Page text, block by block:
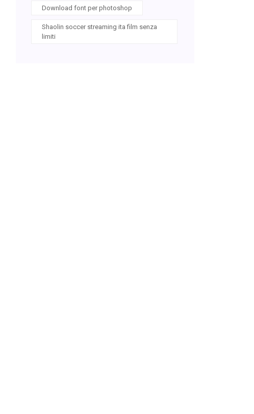
Download font per photoshop
Shaolin soccer streaming ita film senza
limiti